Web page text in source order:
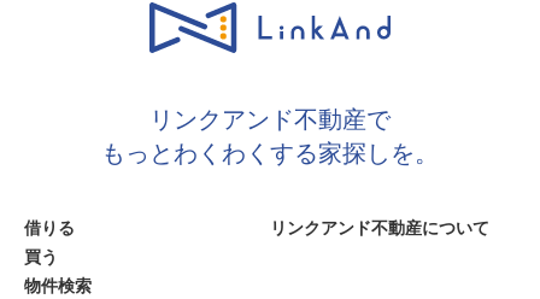
リンクアンド不動産で
もっとわくわくする家探しを。
借りる
買う
物件検索
リンクアンド不動産について